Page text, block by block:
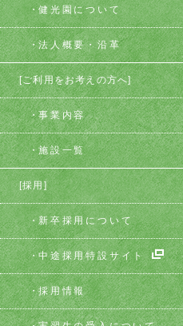
健光園について
法人概要・沿革
[ご利用をお考えの方へ]
事業内容
施設一覧
[採用]
新卒採用について
中途採用特設サイト
採用情報